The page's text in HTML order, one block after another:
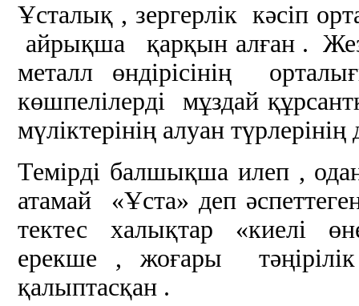
Ұсталық , зергерлік кәсіп
айрықша қарқын алған .
металл өндірісінің
көшпелілерді мұздай
мүліктерінің алуан
Темірді балшықша илеп ,
атамай «Ұста» деп
тектес халықтар «киелі
ерекше , жоғары
қалыптасқан .